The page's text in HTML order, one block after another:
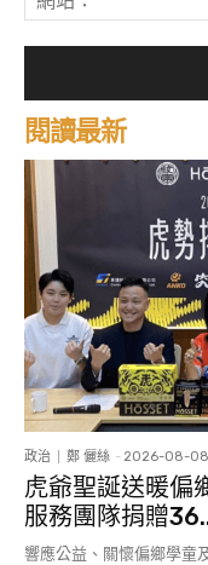
閱讀最新
政治 鄭 儷絲 - 2026-08-08
虎爺聖誕送暖偏
服務團隊捐贈
響應公益、關懷偏鄉學童